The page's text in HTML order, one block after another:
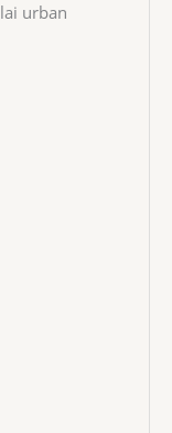
urban